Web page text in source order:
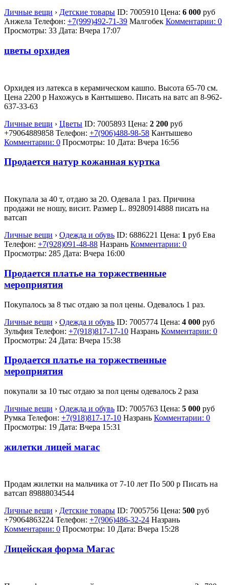
Личные вещи › Детские товары ID: 7005910 Цена: 6 000 руб
Анжела Телефон: +7(999)492-71-39 Малгобек Комментарии: 0
Просмотры: 33 Дата: Вчера 17:07
цветы орхидея
Орхидея из латекса в керамическом кашпо. Высота 65-70 см.
Цена 2200 р Нахожусь в Кантышево. Писать на ватс ап 8-962-
637-33-63
Личные вещи › Цветы ID: 7005893 Цена: 2 200 руб
+79064889858 Телефон: +7(906)488-98-58 Кантышево
Комментарии: 0 Просмотры: 10 Дата: Вчера 16:56
Продается натур кожанная куртка
Покупала за 40 т, отдаю за 20. Одевала 1 раз. Причина
продажи не ношу, висит. Размер L. 89280914888 писать на
ватсап
Личные вещи › Одежда и обувь ID: 6886221 Цена: 1 руб Ева
Телефон: +7(928)091-48-88 Назрань Комментарии: 0
Просмотры: 285 Дата: Вчера 16:00
Продается платье на торжественные
мероприятия
Покупалось за 8 тыс отдаю за пол цены. Одевалось 1 раз.
Личные вещи › Одежда и обувь ID: 7005774 Цена: 4 000 руб
Зульфия Телефон: +7(918)817-17-10 Назрань Комментарии: 0
Просмотры: 24 Дата: Вчера 15:38
Продается платье на торжественные
мероприятия
покупали за 10 тыс отдаю за пол цены одевалось 2 раза
Личные вещи › Одежда и обувь ID: 7005763 Цена: 5 000 руб
Румка Телефон: +7(918)817-17-10 Назрань Комментарии: 0
Просмотры: 19 Дата: Вчера 15:31
жилетки лицей магас
Продам жилетки на мальчика от 7-10 лет По 500 р Писать на
ватсап 89888034544
Личные вещи › Детские товары ID: 7005756 Цена: 500 руб
+79064863224 Телефон: +7(906)486-32-24 Назрань
Комментарии: 0 Просмотры: 10 Дата: Вчера 15:28
Лицейская форма Магас